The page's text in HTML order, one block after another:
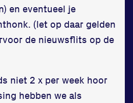
en eventueel je
(let op daar gelden
de nieuwsflits op de
niet 2 x per week hoor
hebben we als